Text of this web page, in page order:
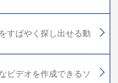
すばやく探し出せる動
ビデオを作成できるソ